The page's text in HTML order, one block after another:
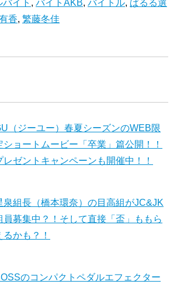
バイト , バイトAKB, バイトル, ぱるる選
香, 繁藤冬佳
（ジーユー）春夏シーズンのWEB限
ショートムービー「卒業」篇公開！！
レゼントキャンペーンも開催中！！
泉組長（橋本環奈）の目高組がJC&JK
員募集中？！そして直接「盃」ももら
るかも？！
のコンパクトペダルエフェクター